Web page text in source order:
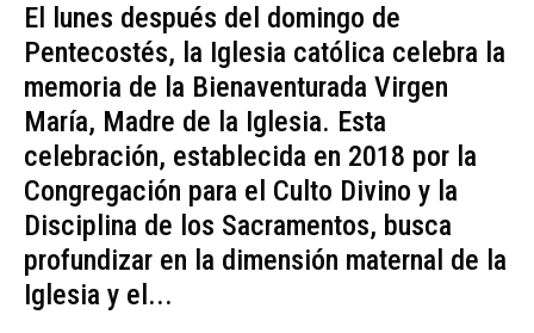
El lunes después del domingo de
Pentecostés, la Iglesia católica celebra la
memoria de la Bienaventurada Virgen
María, Madre de la Iglesia. Esta
celebración, establecida en 2018 por la
Congregación para el Culto Divino y la
Disciplina de los Sacramentos, busca
profundizar en la dimensión maternal de la
Iglesia y el...